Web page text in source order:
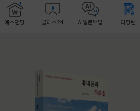
예스펀딩 클래스24 AI일문백답 리딩런